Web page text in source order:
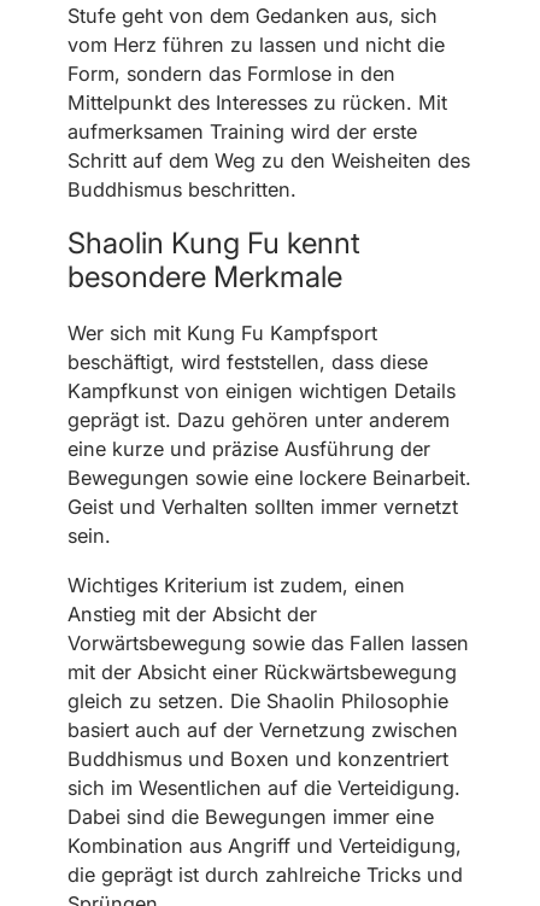
Stufe geht von dem Gedanken aus, sich
vom Herz führen zu lassen und nicht die
Form, sondern das Formlose in den
Mittelpunkt des Interesses zu rücken. Mit
aufmerksamen Training wird der erste
Schritt auf dem Weg zu den Weisheiten des
Buddhismus beschritten.
Shaolin Kung Fu kennt
besondere Merkmale
Wer sich mit Kung Fu Kampfsport
beschäftigt, wird feststellen, dass diese
Kampfkunst von einigen wichtigen Details
geprägt ist. Dazu gehören unter anderem
eine kurze und präzise Ausführung der
Bewegungen sowie eine lockere Beinarbeit.
Geist und Verhalten sollten immer vernetzt
sein.
Wichtiges Kriterium ist zudem, einen
Anstieg mit der Absicht der
Vorwärtsbewegung sowie das Fallen lassen
mit der Absicht einer Rückwärtsbewegung
gleich zu setzen. Die Shaolin Philosophie
basiert auch auf der Vernetzung zwischen
Buddhismus und Boxen und konzentriert
sich im Wesentlichen auf die Verteidigung.
Dabei sind die Bewegungen immer eine
Kombination aus Angriff und Verteidigung,
die geprägt ist durch zahlreiche Tricks und